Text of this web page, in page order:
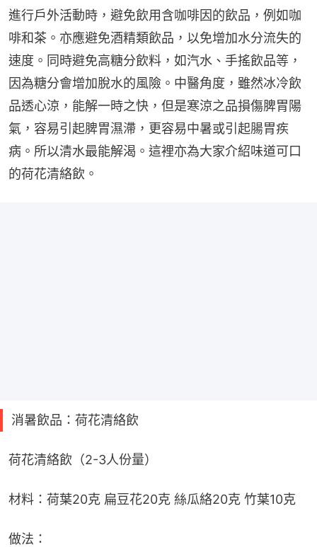
進行戶外活動時，避免飲用含咖啡因的飲品，例如咖
啡和茶。亦應避免酒精類飲品，以免增加水分流失的
速度。同時避免高糖分飲料，如汽水、手搖飲品等，
因為糖分會增加脫水的風險。中醫角度，雖然冰冷飲
品透心涼，能解一時之快，但是寒涼之品損傷脾胃陽
氣，容易引起脾胃濕滯，更容易中暑或引起腸胃疾
病。所以清水最能解渴。這裡亦為大家介紹味道可口
的荷花清絡飲。
消暑飲品：荷花清絡飲
荷花清絡飲（2-3人份量）
材料：荷葉20克 扁豆花20克 絲瓜絡20克 竹葉10克
做法：